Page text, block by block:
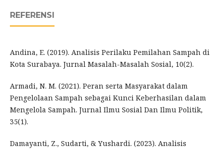
REFERENSI
Andina, E. (2019). Analisis Perilaku Pemilahan Sampah di
Kota Surabaya. Jurnal Masalah-Masalah Sosial, 10(2).
Armadi, N. M. (2021). Peran serta Masyarakat dalam
Pengelolaan Sampah sebagai Kunci Keberhasilan dalam
Mengelola Sampah. Jurnal Ilmu Sosial Dan Ilmu Politik,
35(1).
Damayanti, Z., Sudarti, & Yushardi. (2023). Analisis